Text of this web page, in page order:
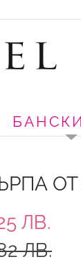
ОТ
ЛВ.
ЛВ.